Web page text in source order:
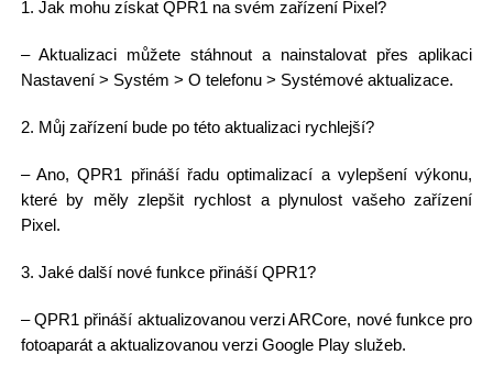
1. Jak mohu získat QPR1 na svém zařízení Pixel?
– Aktualizaci můžete stáhnout a nainstalovat přes aplikaci
Nastavení > Systém > O telefonu > Systémové aktualizace.
2. Můj zařízení bude po této aktualizaci rychlejší?
– Ano, QPR1 přináší řadu optimalizací a vylepšení výkonu,
které by měly zlepšit rychlost a plynulost vašeho zařízení
Pixel.
3. Jaké další nové funkce přináší QPR1?
– QPR1 přináší aktualizovanou verzi ARCore, nové funkce pro
fotoaparát a aktualizovanou verzi Google Play služeb.